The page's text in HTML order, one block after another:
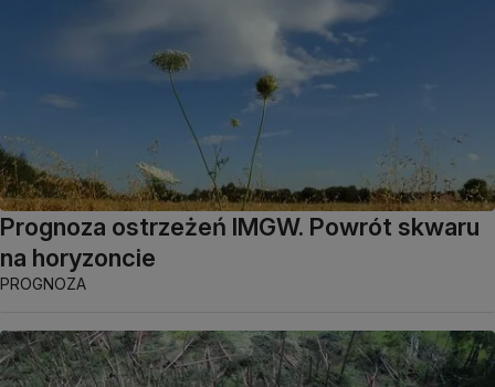
Prognoza ostrzeżeń IMGW. Powrót skwaru
na horyzoncie
PROGNOZA